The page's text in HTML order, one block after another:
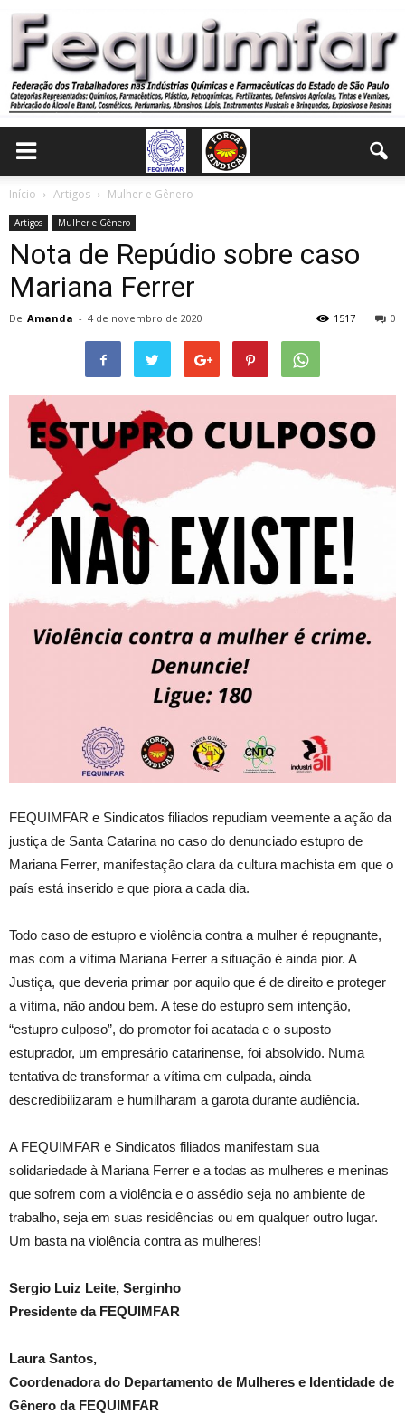
Início Artigos Mulher e Gênero
Artigos Mulher e Gênero
Nota de Repúdio sobre caso
Mariana Ferrer
De Amanda - 4 de novembro de 2020 0
1517
FEQUIMFAR e Sindicatos filiados repudiam veemente a ação da
justiça de Santa Catarina no caso do denunciado estupro de
Mariana Ferrer, manifestação clara da cultura machista em que o
país está inserido e que piora a cada dia.
Todo caso de estupro e violência contra a mulher é repugnante,
mas com a vítima Mariana Ferrer a situação é ainda pior. A
Justiça, que deveria primar por aquilo que é de direito e proteger
a vítima, não andou bem. A tese do estupro sem intenção,
“estupro culposo”, do promotor foi acatada e o suposto
estuprador, um empresário catarinense, foi absolvido. Numa
tentativa de transformar a vítima em culpada, ainda
descredibilizaram e humilharam a garota durante audiência.
A FEQUIMFAR e Sindicatos filiados manifestam sua
solidariedade à Mariana Ferrer e a todas as mulheres e meninas
que sofrem com a violência e o assédio seja no ambiente de
trabalho, seja em suas residências ou em qualquer outro lugar.
Um basta na violência contra as mulheres!
Sergio Luiz Leite, Serginho
Presidente da FEQUIMFAR
Laura Santos,
Coordenadora do Departamento de Mulheres e Identidade de
Gênero da FEQUIMFAR